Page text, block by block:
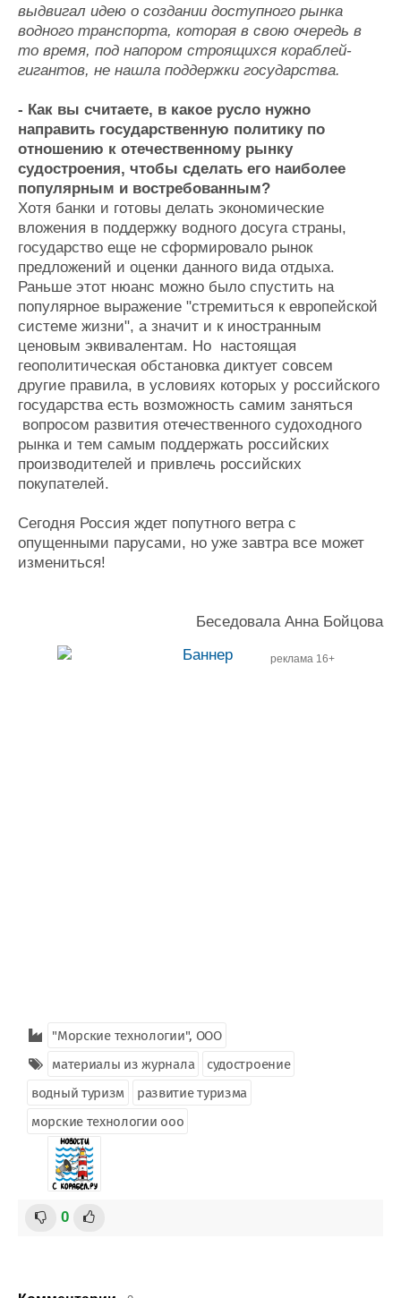
выдвигал идею о создании доступного рынка
водного транспорта, которая в свою очередь в
то время, под напором строящихся кораблей-
гигантов, не нашла поддержки государства.
- Как вы считаете, в какое русло нужно
направить государственную политику по
отношению к отечественному рынку
судостроения, чтобы сделать его наиболее
популярным и востребованным?
Хотя банки и готовы делать экономические
вложения в поддержку водного досуга страны,
государство еще не сформировало рынок
предложений и оценки данного вида отдыха.
Раньше этот нюанс можно было спустить на
популярное выражение "стремиться к европейской
системе жизни", а значит и к иностранным
ценовым эквивалентам. Но настоящая
геополитическая обстановка диктует совсем
другие правила, в условиях которых у российского
государства есть возможность самим заняться
вопросом развития отечественного судоходного
рынка и тем самым поддержать российских
производителей и привлечь российских
покупателей.
Сегодня Россия ждет попутного ветра с
опущенными парусами, но уже завтра все может
измениться!
Беседовала Анна Бойцова
реклама 16+
"Морские технологии", ООО
материалы из журнала
судостроение
водный туризм
развитие туризма
морские технологии ооо
0